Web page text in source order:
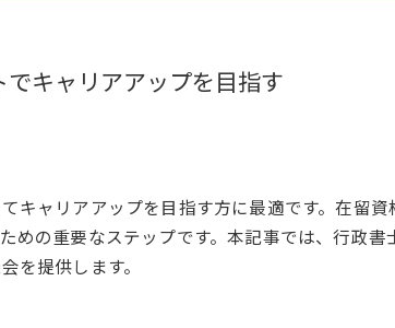
キャリアアップを目指す
キャリアアップを目指す方に最適です。在留
めの重要なステップです。本記事では、行政
を提供します。